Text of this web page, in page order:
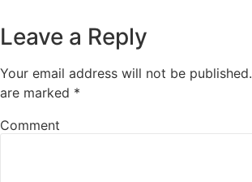
Leave a Reply
Your email address will not be published.
are marked *
Comment